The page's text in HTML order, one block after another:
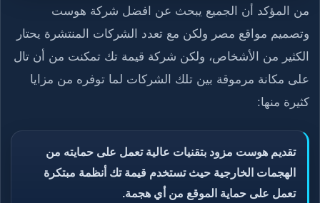
من المؤكد أن الجميع يبحث عن افضل شركة هوست
وتصميم مواقع مصر ولكن مع تعدد الشركات المنتشرة يحتار
الكثير من الأشخاص، ولكن شركة قيمة تك تمكنت من أن تال
على مكانة مرموقة بين تلك الشركات لما توفره من مزايا
كثيرة منها:
تقديم هوست مزود بتقنيات عالية تعمل على حمايته من
الهجمات الخارجية حيث تستخدم قيمة تك أنظمة مبتكرة
تعمل على حماية الموقع من أي هجمة.